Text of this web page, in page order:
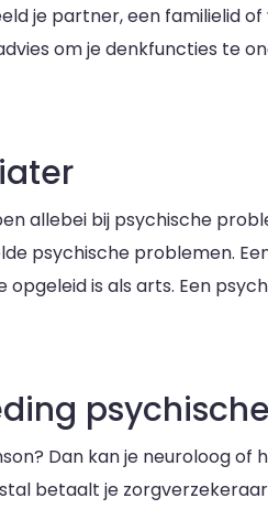
je partner, een familielid of
om je denkfuncties te
allebei bij psychische
psychische problemen.
is als arts. Een
Dan kan je neuroloog of
betaalt je